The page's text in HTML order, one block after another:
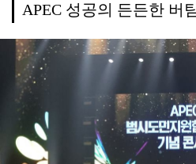
APEC 성공의 든든한 버